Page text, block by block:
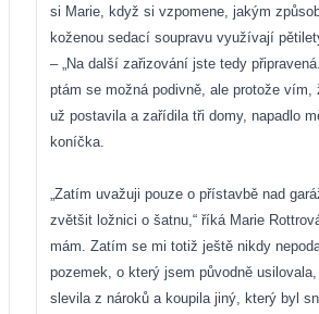
si Marie, když si vzpomene, jakým
koženou sedací soupravu využívají
– „Na další zařizování jste tedy
ptám se možná podivně, ale protože vím,
už postavila a zařídila tři domy, napadlo
koníčka.
„Zatím uvažuji pouze o přístavbě nad
zvětšit ložnici o šatnu,“ říká Marie
mám. Zatím se mi totiž ještě nikdy
pozemek, o který jsem původně
slevila z nároků a koupila jiný, který byl